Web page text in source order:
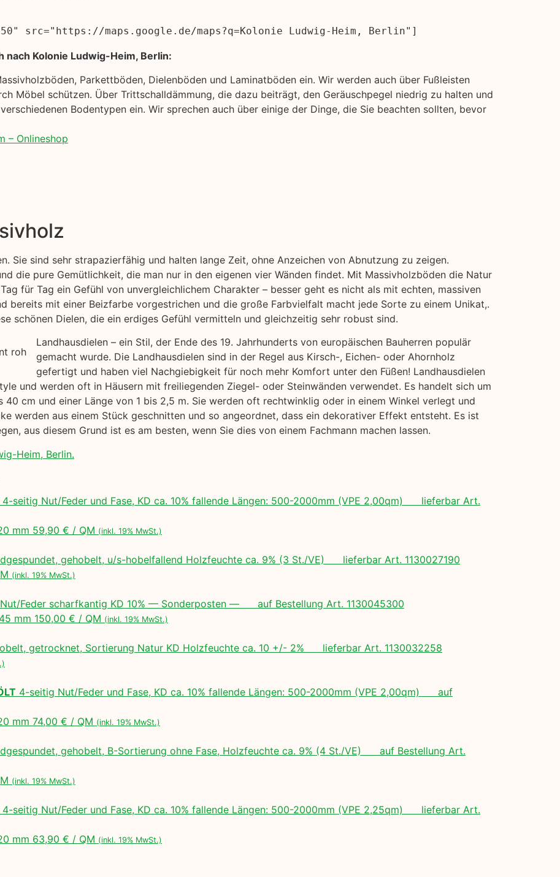
src="https://maps.google.de/maps?q=Kolonie Ludwig-Heim, Berlin"]
nach Kolonie Ludwig-Heim, Berlin:
Parkettböden, Dielenböden und Laminatböden ein. Wir werden auch über Fußleisten
Möbel schützen. Über Trittschalldämmung, die dazu beiträgt, den Geräuschpegel niedrig zu halten und
Bodentypen ein. Wir sprechen auch über einige der Dinge, die Sie beachten sollten, bevor
– Onlineshop
Sie sind sehr strapazierfähig und halten lange Zeit, ohne Anzeichen von Abnutzung zu zeigen.
die pure Gemütlichkeit, die man nur in den eigenen vier Wänden findet. Mit Massivholzböden die Natur
für Tag ein Gefühl von unvergleichlichem Charakter – besser geht es nicht als mit echten, massiven
bereits mit einer Beizfarbe vorgestrichen und die große Farbvielfalt macht jede Sorte zu einem Unikat,.
schönen Dielen, die ein erdiges Gefühl vermitteln und gleichzeitig sehr robust sind.
Landhausdielen – ein Stil, der Ende des 19. Jahrhunderts von europäischen Bauherren populär
gemacht wurde. Die Landhausdielen sind in der Regel aus Kirsch-, Eichen- oder Ahornholz
gefertigt und haben viel Nachgiebigkeit für noch mehr Komfort unter den Füßen! Landhausdielen
und werden oft in Häusern mit freiliegenden Ziegel- oder Steinwänden verwendet. Es handelt sich um
cm und einer Länge von 1 bis 2,5 m. Sie werden oft rechtwinklig oder in einem Winkel verlegt und
werden aus einem Stück geschnitten und so angeordnet, dass ein dekorativer Effekt entsteht. Es ist
aus diesem Grund ist es am besten, wenn Sie dies von einem Fachmann machen lassen.
Heim, Berlin.
4-seitig Nut/Feder und Fase, KD ca. 10% fallende Längen: 500-2000mm (VPE 2,00qm) lieferbar Art.
mm 59,90 € / QM (inkl. 19% MwSt.)
gehobelt, u/s-hobelfallend Holzfeuchte ca. 9% (3 St./VE) lieferbar Art. 1130027190
(inkl. 19% MwSt.)
Feder scharfkantig KD 10% — Sonderposten — auf Bestellung Art. 1130045300
45 mm 150,00 € / QM (inkl. 19% MwSt.)
getrocknet, Sortierung Natur KD Holzfeuchte ca. 10 +/- 2% lieferbar Art. 1130032258
4-seitig Nut/Feder und Fase, KD ca. 10% fallende Längen: 500-2000mm (VPE 2,00qm) auf
mm 74,00 € / QM (inkl. 19% MwSt.)
gehobelt, B-Sortierung ohne Fase, Holzfeuchte ca. 9% (4 St./VE) auf Bestellung Art.
(inkl. 19% MwSt.)
4-seitig Nut/Feder und Fase, KD ca. 10% fallende Längen: 500-2000mm (VPE 2,25qm) lieferbar Art.
mm 63,90 € / QM (inkl. 19% MwSt.)